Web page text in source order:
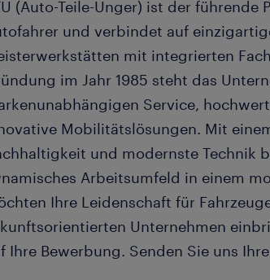
(Auto-Teile-Unger) ist der führende
und verbindet auf
mit integrierten
im Jahr 1985 steht das
Service,
Mobilitätslösungen. Mit
und modernste Technik
Arbeitsumfeld in einem
Ihre Leidenschaft für
Unternehmen
Ihre Bewerbung. Senden Sie uns